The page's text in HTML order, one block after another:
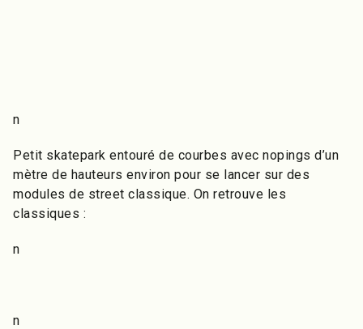
n
Petit skatepark entouré de courbes avec nopings d’un
mètre de hauteurs environ pour se lancer sur des
modules de street classique. On retrouve les
classiques :
n
n